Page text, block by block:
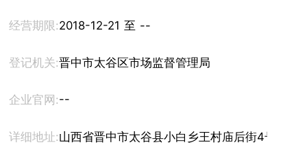
经营期限: 2018-12-21 至 --
登记机关:晋中市太谷区市场监督管理局
企业官网:--
详细地址:山西省晋中市太谷县小白乡王村庙后街4号